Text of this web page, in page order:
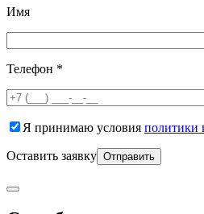
Имя
Телефон *
Я принимаю условия политики
Оставить заявку